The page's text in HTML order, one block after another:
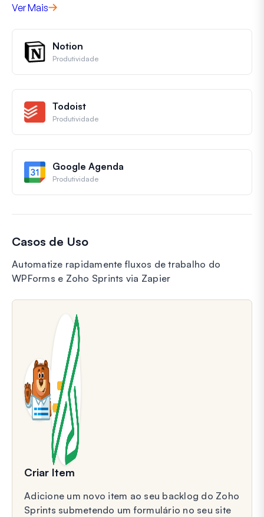
Ver Mais
Notion
Produtividade
Todoist
Produtividade
Google Agenda
Produtividade
Casos de Uso
Automatize rapidamente fluxos de trabalho do
WPForms e Zoho Sprints via Zapier
Criar Item
Adicione um novo item ao seu backlog do Zoho
Sprints submetendo um formulário no seu site